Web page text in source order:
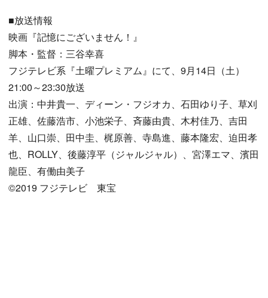
■放送情報
映画『記憶にございません！』
脚本・監督：三谷幸喜
フジテレビ系『土曜プレミアム』にて、9月14日（土）
21:00～23:30放送
出演：中井貴一、ディーン・フジオカ、石田ゆり子、草刈
正雄、佐藤浩市、小池栄子、斉藤由貴、木村佳乃、吉田
羊、山口崇、田中圭、梶原善、寺島進、藤本隆宏、迫田孝
也、ROLLY、後藤淳平（ジャルジャル）、宮澤エマ、濱田
龍臣、有働由美子
©2019 フジテレビ 東宝